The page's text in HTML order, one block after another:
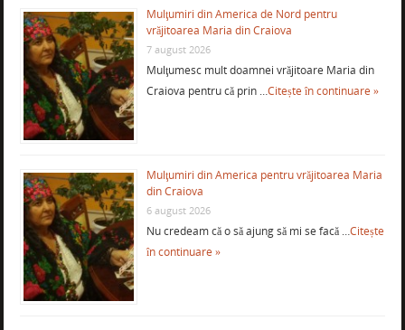
Mulţumiri din America de Nord pentru
vrăjitoarea Maria din Craiova
7 august 2026
Mulţumesc mult doamnei vrăjitoare Maria din
Craiova pentru că prin …Citește în continuare »
Mulţumiri din America pentru vrăjitoarea Maria
din Craiova
6 august 2026
Nu credeam că o să ajung să mi se facă …Citește
în continuare »